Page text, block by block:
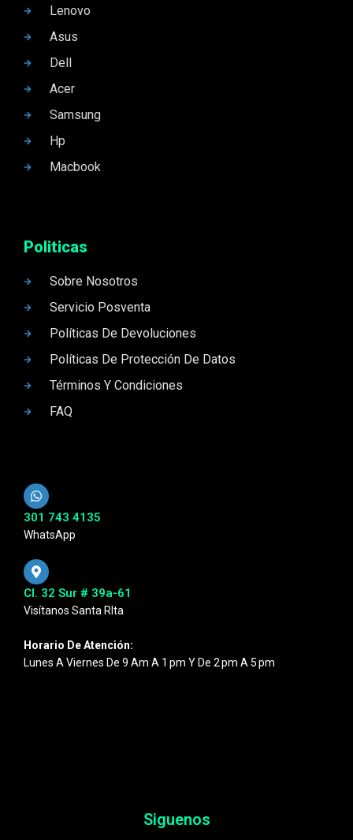
Lenovo
Asus
Dell
Acer
Samsung
Hp
Macbook
Politicas
Sobre Nosotros
Servicio Posventa
Políticas De Devoluciones
Políticas De Protección De Datos
Términos Y Condiciones
FAQ
301 743 4135
WhatsApp
Cl. 32 Sur # 39a-61
Visítanos Santa RIta
Horario De Atención:
Lunes A Viernes De 9 Am A 1 Pm Y De 2 Pm A 5 Pm
Siguenos